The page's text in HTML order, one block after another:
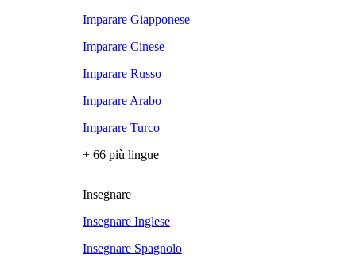
Imparare Giapponese
Imparare Cinese
Imparare Russo
Imparare Arabo
Imparare Turco
+ 66 più lingue
Insegnare
Insegnare Inglese
Insegnare Spagnolo